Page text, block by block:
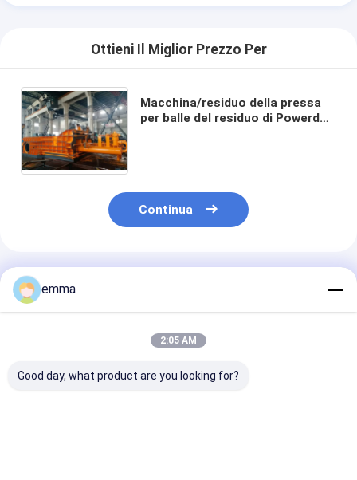
Ottieni Il Miglior Prezzo Per
Macchina/residuo della pressa
per balle del residuo di Powerd
Continua
Prodotti Raccomandati
emma
2:05 AM
Good day, what product are you looking for?